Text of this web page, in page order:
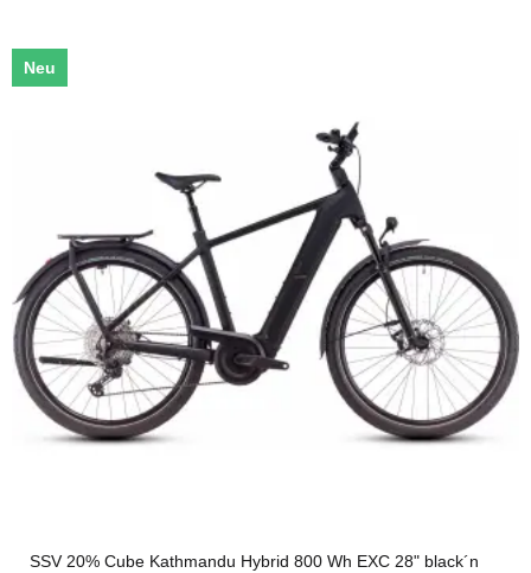
Neu
SSV 20% Cube Kathmandu Hybrid 800 Wh EXC 28" black´n